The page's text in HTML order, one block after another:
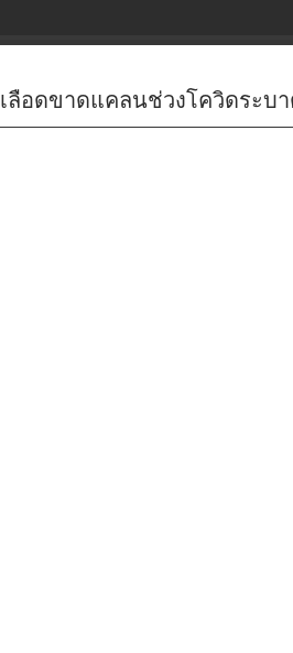
ลือดขาดแคลนช่วงโควิดระบ